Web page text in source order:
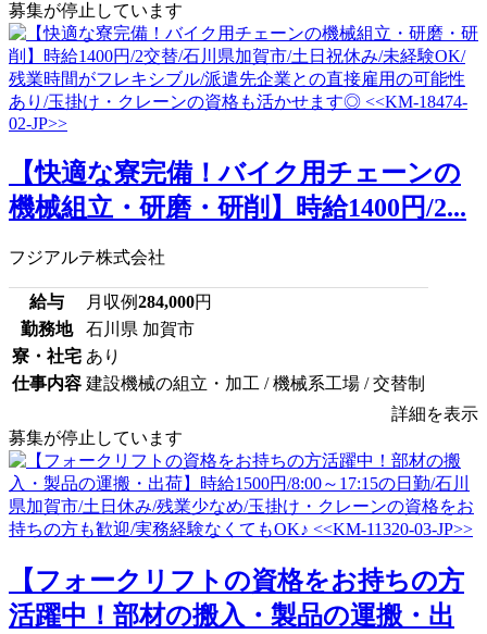
募集が停止しています
【快適な寮完備！バイク用チェーンの
機械組立・研磨・研削】時給1400円/2...
フジアルテ株式会社
給与 月収例284,000円
勤務地
石川県 加賀市
寮・社宅 あり
仕事内容 建設機械の組立・加工 / 機械系工場 / 交替制
詳細を表示
募集が停止しています
【フォークリフトの資格をお持ちの方
活躍中！部材の搬入・製品の運搬・出